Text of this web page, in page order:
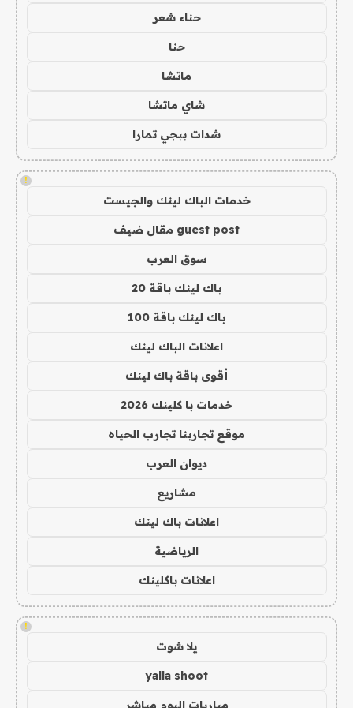
حناء شعر
حنا
ماتشا
شاي ماتشا
شدات ببجي تمارا
!
خدمات الباك لينك والجيست
guest post مقال ضيف
سوق العرب
باك لينك باقة 20
باك لينك باقة 100
اعلانات الباك لينك
أقوى باقة باك لينك
خدمات با كلينك 2026
موقع تجاربنا تجارب الحياه
ديوان العرب
مشاريع
اعلانات باك لينك
الرياضية
اعلانات باكلينك
!
يلا شوت
yalla shoot
مباريات اليوم مباشر